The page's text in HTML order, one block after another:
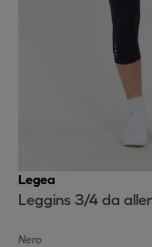
Legea
Leggins 3/4 da
Nero